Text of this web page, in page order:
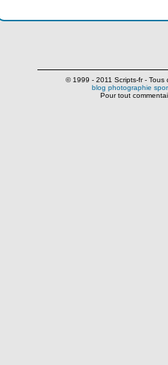
© 1999 - 2011 Scripts-fr - Tous
blog photographie
Pour tout